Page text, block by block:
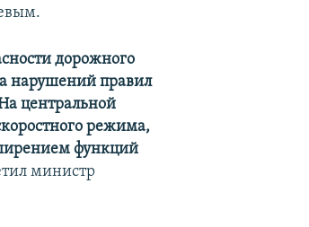
дорожного
нарушений правил
центральной
режима,
функций
министр